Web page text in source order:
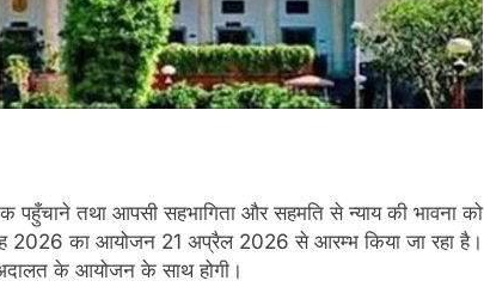
पहुँचाने तथा आपसी सहभागिता और सहमति से न्याय की भावना को
2026 का आयोजन 21 अप्रैल 2026 से आरम्भ किया जा रहा है।
के आयोजन के साथ होगी।